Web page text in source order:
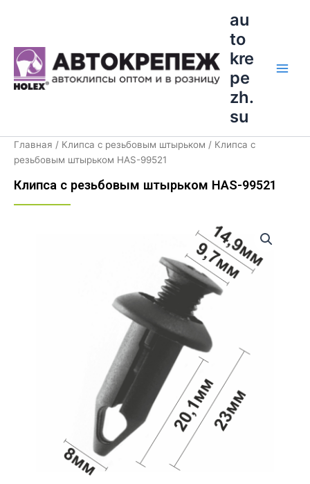
au
to
kre
pe
zh.
su
Главная / Клипса с резьбовым штырьком / Клипса с
резьбовым штырьком HAS-99521
Клипса с резьбовым штырьком HAS-99521